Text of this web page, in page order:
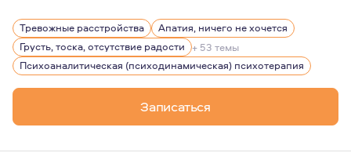
Психоанализ - удивительный путь по знакомству с
Тревожные расстройства
Апатия, ничего не хочется
Грусть, тоска, отсутствие радости + 53 темы
Психоаналитическая (психодинамическая) психотерапия
Записаться